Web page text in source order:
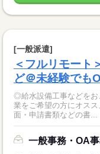
[一般派遣]
＜フルリモート
ど＠未経験でも
◎給水設備工事などを
業をご希望の方にオス
面・申請書類などの書...
一般事務・OA